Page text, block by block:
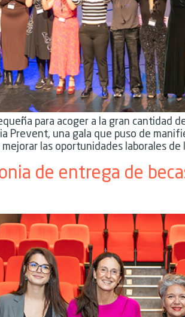
para acoger a la gran cantidad
Prevent, una gala que puso de
las oportunidades laborales de
de entrega de